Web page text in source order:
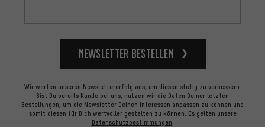
Newsletter bestellen
Wir werten unseren Newslettererfolg aus, um diesen stetig zu verbessern.
Bist Du bereits Kunde bei uns, nutzen wir die Daten Deiner letzten
Bestellungen, um die Newsletter Deinen Interessen anpassen zu können und
somit diesen für Dich wertvoller gestalten zu können. Es gelten unsere
Datenschutzbestimmungen.